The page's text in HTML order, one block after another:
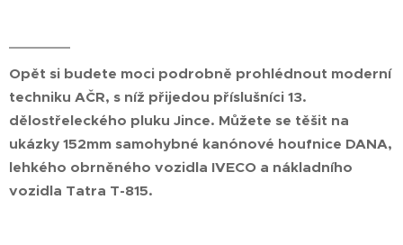
Opět si budete moci podrobně prohlédnout moderní
techniku AČR, s níž přijedou příslušníci 13.
dělostřeleckého pluku Jince. Můžete se těšit na
ukázky 152mm samohybné kanónové houfnice DANA,
lehkého obrněného vozidla IVECO a nákladního
vozidla Tatra T-815.